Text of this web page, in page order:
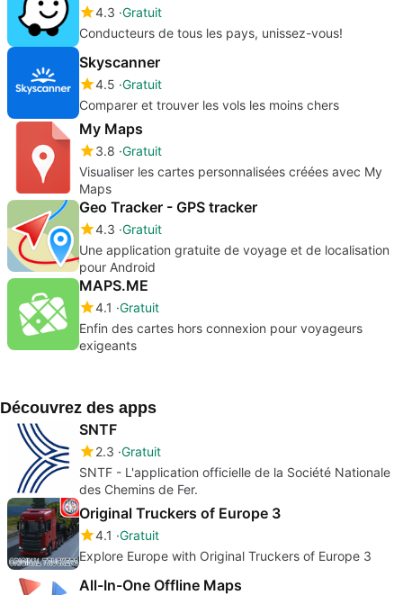
4.3 Gratuit
Conducteurs de tous les pays, unissez-vous!
Skyscanner
4.5 Gratuit
Comparer et trouver les vols les moins chers
My Maps
3.8 Gratuit
Visualiser les cartes personnalisées créées avec My
Maps
Geo Tracker - GPS tracker
4.3 Gratuit
Une application gratuite de voyage et de localisation
pour Android
MAPS.ME
4.1 Gratuit
Enfin des cartes hors connexion pour voyageurs
exigeants
Découvrez des apps
SNTF
2.3 Gratuit
SNTF - L'application officielle de la Société Nationale
des Chemins de Fer.
Original Truckers of Europe 3
4.1 Gratuit
Explore Europe with Original Truckers of Europe 3
All-In-One Offline Maps